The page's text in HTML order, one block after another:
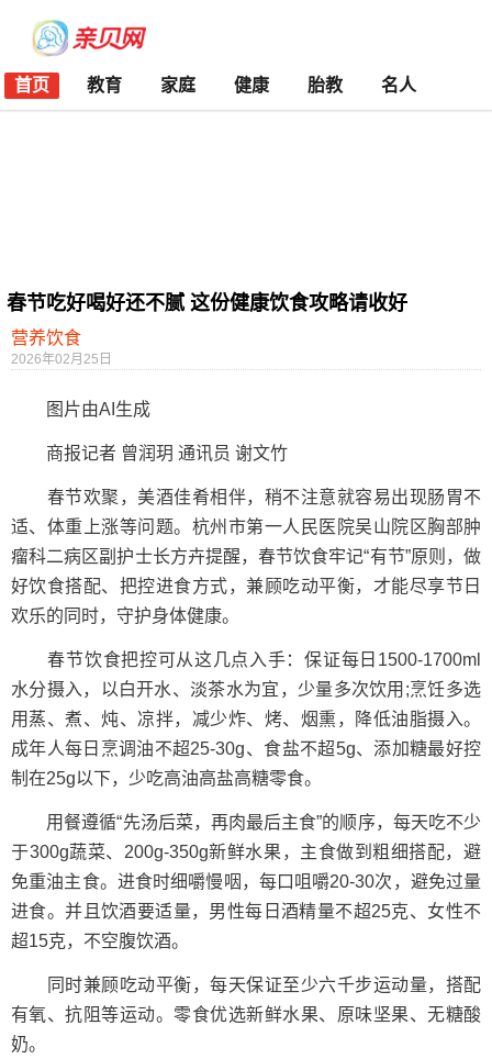
首页 教育 家庭 健康 胎教 名人
春节吃好喝好还不腻 这份健康饮食攻略请收好
营养饮食
2026年02月25日
图片由AI生成
商报记者 曾润玥 通讯员 谢文竹
春节欢聚，美酒佳肴相伴，稍不注意就容易出现肠胃不
适、体重上涨等问题。杭州市第一人民医院吴山院区胸部肿
瘤科二病区副护士长方卉提醒，春节饮食牢记“有节”原则，做
好饮食搭配、把控进食方式，兼顾吃动平衡，才能尽享节日
欢乐的同时，守护身体健康。
春节饮食把控可从这几点入手：保证每日1500-1700ml
水分摄入，以白开水、淡茶水为宜，少量多次饮用;烹饪多选
用蒸、煮、炖、凉拌，减少炸、烤、烟熏，降低油脂摄入。
成年人每日烹调油不超25-30g、食盐不超5g、添加糖最好控
制在25g以下，少吃高油高盐高糖零食。
用餐遵循“先汤后菜，再肉最后主食”的顺序，每天吃不少
于300g蔬菜、200g-350g新鲜水果，主食做到粗细搭配，避
免重油主食。进食时细嚼慢咽，每口咀嚼20-30次，避免过量
进食。并且饮酒要适量，男性每日酒精量不超25克、女性不
超15克，不空腹饮酒。
同时兼顾吃动平衡，每天保证至少六千步运动量，搭配
有氧、抗阻等运动。零食优选新鲜水果、原味坚果、无糖酸
奶。